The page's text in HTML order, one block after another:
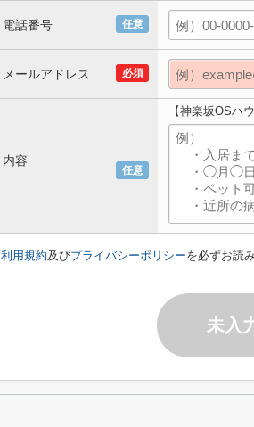
任意
電話番号
必須
メールアドレス
任意
内容
【神楽坂OSハ
利用規約及びプライバシーポリシーを必ずお読
未入